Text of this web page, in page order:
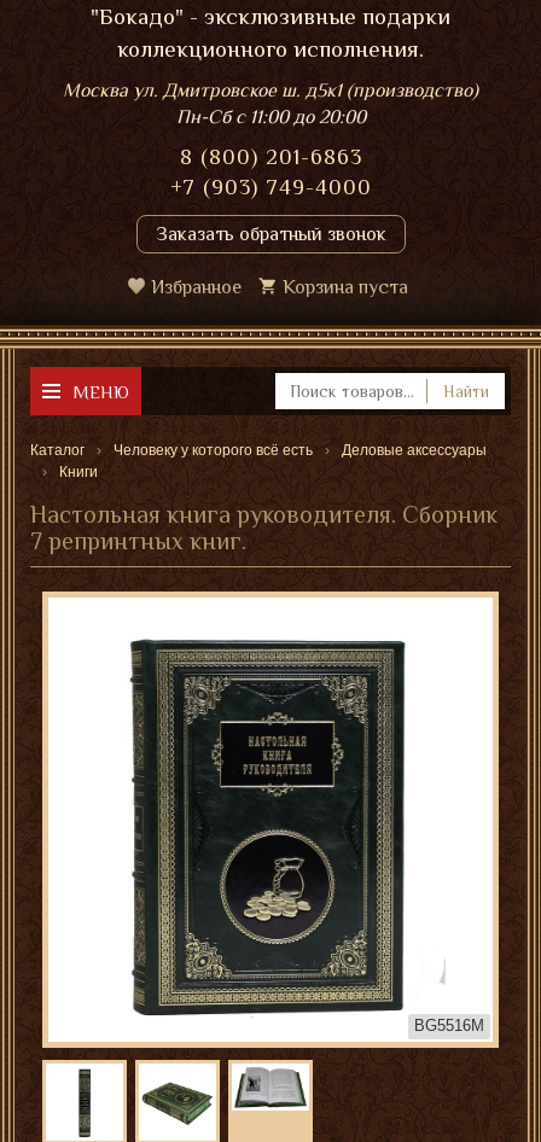
"Бокадо" - эксклюзивные подарки
коллекционного исполнения.
Москва ул. Дмитровское ш. д5к1 (производство)
Пн-Сбс 11:00 до 20:00
8 (800) 201-6863
+7 (903) 749-4000
Заказать обратный звонок
Избранное Корзина пуста
МЕНЮ Найти
Каталог Человеку у которого всё есть
Деловые аксессуары
Книги
Настольная книга руководителя. Сборник
7 репринтных книг.
BG5516M